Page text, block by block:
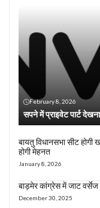
February 8, 2026
सपने में प्राइवेट पार्ट
बायतु विधानसभा सीट होगी
होगी मेहनत
January 8, 2026
बाड़मेर कांग्रेस में जाट
December 30, 2025